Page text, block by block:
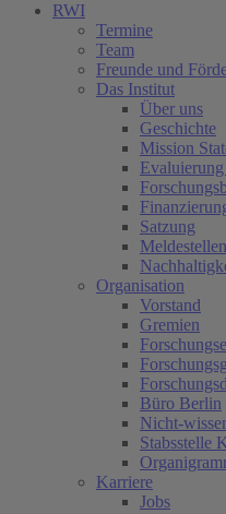
RWI
Termine
Team
Freunde und
Das Institut
Über uns
Geschichte
Mission
Satzung
Meldestellen
Organisation
Vorstand
Gremien
Büro Berlin
Nicht-
Stabsstelle
Karriere
Jobs